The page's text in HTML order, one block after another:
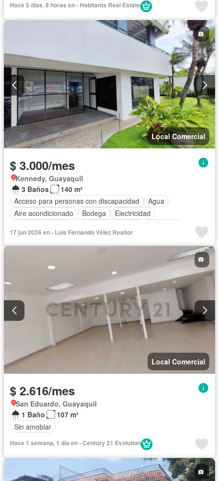
Gas natural
Sin amoblar
Hace 5 días, 8 horas en - Habitants Real Estate
Local Comercial
$ 3.000/mes
Kennedy, Guayaquil
3 Baños
140 m²
Acceso para personas con discapacidad
Agua
Aire acondicionado
Bodega
Electricidad
Sin amoblar
17 jun 2026 en - Luis Fernando Vélez Realtor
Local Comercial
$ 2.616/mes
San Eduardo, Guayaquil
1 Baño
107 m²
Sin amoblar
Hace 1 semana, 1 día en - Century 21 Evolution